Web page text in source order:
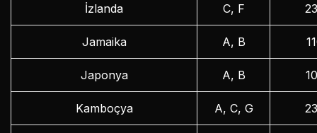
İzlanda C, F
Jamaika A, B
Japonya A, B
Kamboçya A, C, G